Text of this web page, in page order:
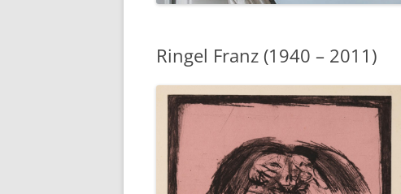
Ringel Franz (1940 – 2011)